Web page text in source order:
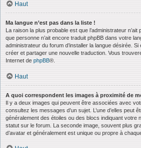
Haut
Ma langue n’est pas dans la liste !
La raison la plus probable est que l’administrateur
que personne n’ait encore traduit phpBB dans votre
administrateur du forum d’installer la langue désirée. Si
créer et partager une nouvelle traduction. Vous
Internet de phpBB®.
Haut
A quoi correspondent les images à proximité de
Il y a deux images qui peuvent être associées avec
consultez les messages d’un sujet. L’une d’elles peut
généralement des étoiles ou des blocs indiquant votre
statut sur le forum. La seconde image, souvent plus
d’avatar et généralement est unique ou propre à